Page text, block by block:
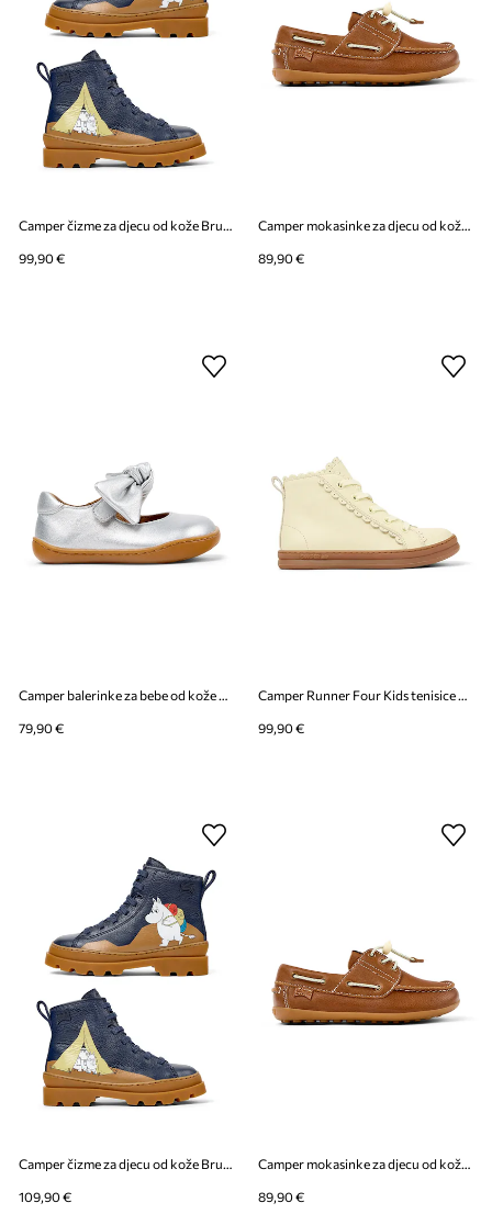
Camper čizme za djecu od kože Brutus TWS Kids by Moomin
99,90 €
Camper mokasinke za djecu od kože Peu Cami Kids
89,90 €
79,90 € 99,90 €
Camper čizme za djecu od kože Brutus TWS Kids by Moomin
109,90 €
Camper mokasinke za djecu od kože Peu Cami Kids
89,90 €